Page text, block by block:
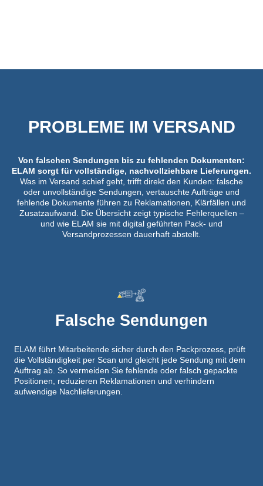
PROBLEME IM VERSAND
Von falschen Sendungen bis zu fehlenden Dokumenten:
ELAM sorgt für vollständige, nachvollziehbare Lieferungen.
Was im Versand schief geht, trifft direkt den Kunden: falsche
oder unvollständige Sendungen, vertauschte Aufträge und
fehlende Dokumente führen zu Reklamationen, Klärfällen und
Zusatzaufwand. Die Übersicht zeigt typische Fehlerquellen –
und wie ELAM sie mit digital geführten Pack- und
Versandprozessen dauerhaft abstellt.
Falsche Sendungen
ELAM führt Mitarbeitende sicher durch den Packprozess, prüft
die Vollständigkeit per Scan und gleicht jede Sendung mit dem
Auftrag ab. So vermeiden Sie fehlende oder falsch gepackte
Positionen, reduzieren Reklamationen und verhindern
aufwendige Nachlieferungen.